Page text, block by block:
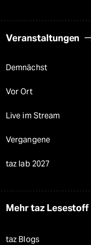
Veranstaltungen
Demnächst
Vor Ort
Live im Stream
Vergangene
taz lab 2027
Mehr taz Lesestoff
taz Blogs